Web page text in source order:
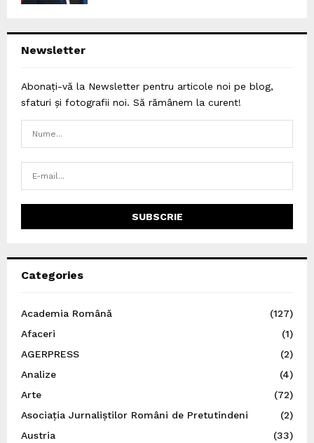
Newsletter
Abonați-vă la Newsletter pentru articole noi pe blog,
sfaturi și fotografii noi. Să rămânem la curent!
Categories
Academia Română
(127)
Afaceri
(1)
AGERPRESS
(2)
Analize
(4)
Arte
(72)
Asociația Jurnaliștilor Români de Pretutindeni
(2)
Austria
(33)